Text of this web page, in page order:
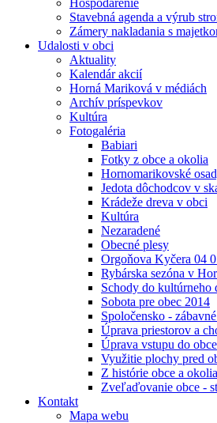
Hospodárenie
Stavebná agenda a výrub
Zámery nakladania s
Udalosti v obci
Aktuality
Kalendár akcií
Horná Mariková v médiách
Archív príspevkov
Kultúra
Fotogaléria
Babiari
Fotky z obce a okolia
Hornomarikovské
Jedota dôchodcov v
Krádeže dreva v obci
Kultúra
Nezaradené
Obecné plesy
Orgoňova Kyčera 04
Rybárska sezóna v
Schody do kultúrneho
Sobota pre obec 2014
Spoločensko -
Úprava priestorov a
Úprava vstupu do obce
Využitie plochy pred
Z histórie obce a okolia
Zveľaďovanie obce -
Kontakt
Mapa webu